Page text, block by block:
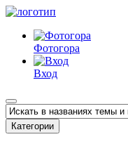
Фотогора
Вход
Категории